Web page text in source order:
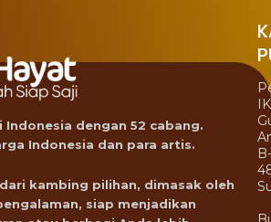
Indonesia dengan 52 cabang.
Indonesia dan para artis.
kambing pilihan, dimasak oleh
siap menjadikan
B-